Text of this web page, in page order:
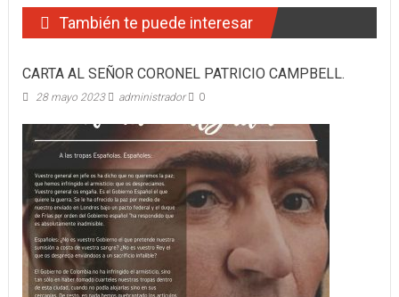
También te puede interesar
CARTA AL SEÑOR CORONEL PATRICIO CAMPBELL.
28 mayo 2023 administrador 0